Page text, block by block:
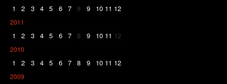
1 2 3 4 5 6 7 8 9 10 11 12
2011
1 2 3 4 5 6 7 8 9 10 11 12
2010
1 2 3 4 5 6 7 8 9 10 11 12
2009